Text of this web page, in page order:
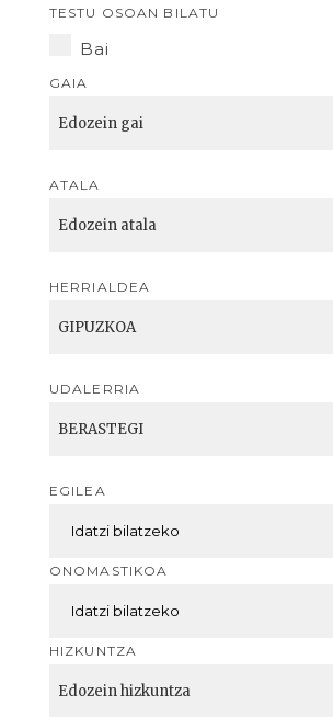
TESTU OSOAN BILATU
Bai
GAIA
ATALA
HERRIALDEA
UDALERRIA
EGILEA
ONOMASTIKOA
HIZKUNTZA